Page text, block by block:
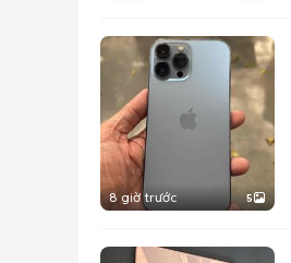
8 giờ trước 5